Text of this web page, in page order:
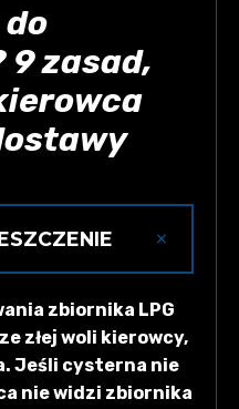
zasad,
×
— cysterna
na miękki lub
napełnia się
musi widzieć i
zbiornika LPG
złej woli kierowcy,
Jeśli cysterna nie
nie widzi zbiornika